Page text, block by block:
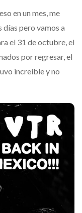
en un mes, me
días pero vamos a
el 31 de octubre, el
por regresar, el
increíble y no